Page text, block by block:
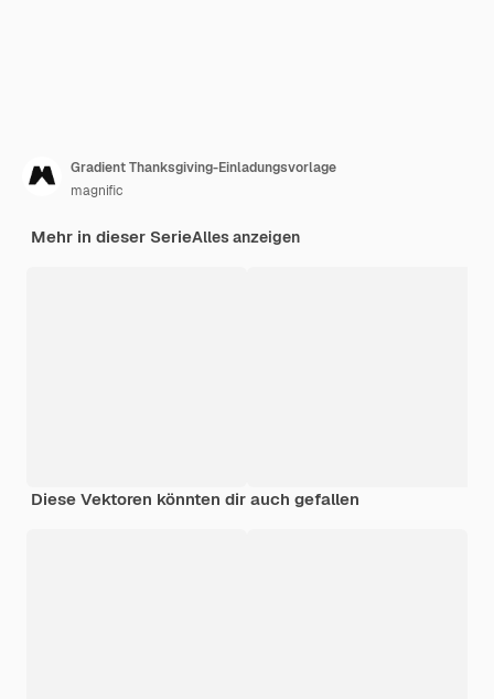
Gradient Thanksgiving-Einladungsvorlage
magnific
Mehr in dieser SerieAlles anzeigen
Diese Vektoren könnten dir auch gefallen